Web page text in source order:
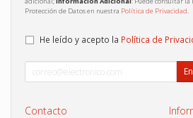
Protección de Datos en nuestra Política de Privacidad.
He leído y acepto la Política de
Contacto